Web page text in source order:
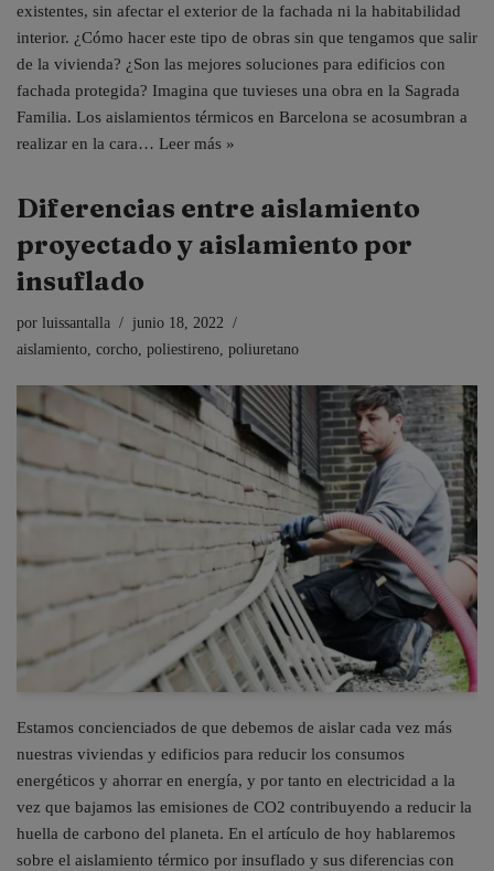
existentes, sin afectar el exterior de la fachada ni la habitabilidad
interior. ¿Cómo hacer este tipo de obras sin que tengamos que salir
de la vivienda? ¿Son las mejores soluciones para edificios con
fachada protegida? Imagina que tuvieses una obra en la Sagrada
Familia. Los aislamientos térmicos en Barcelona se acosumbran a
realizar en la cara… Leer más »
Diferencias entre aislamiento
proyectado y aislamiento por
insuflado
por luissantalla
junio 18, 2022
aislamiento corcho poliestireno poliuretano
Estamos concienciados de que debemos de aislar cada vez más
nuestras viviendas y edificios para reducir los consumos
energéticos y ahorrar en energía, y por tanto en electricidad a la
vez que bajamos las emisiones de CO2 contribuyendo a reducir la
huella de carbono del planeta. En el artículo de hoy hablaremos
sobre el aislamiento térmico por insuflado y sus diferencias con